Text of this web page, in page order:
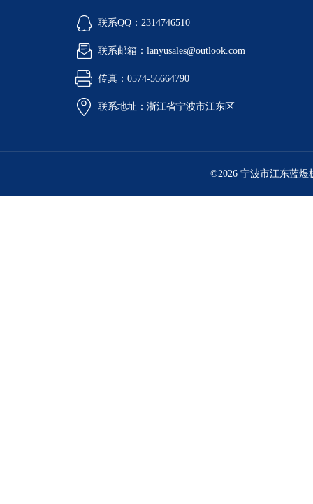
联系QQ：2314746510
联系邮箱：lanyusales@outlook.com
传真：0574-56664790
联系地址：浙江省宁波市江东区
©2026 宁波市江东蓝